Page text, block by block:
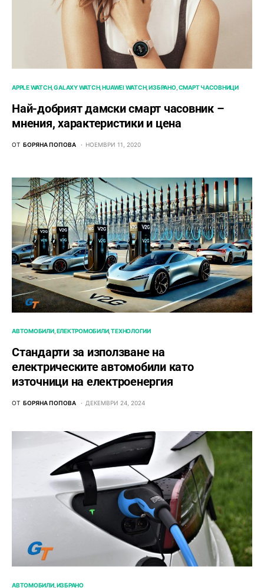
APPLE WATCH GALAXY WATCH HUAWEI WATCH ИЗБРАНО СМАРТ ЧАСОВНИЦИ
Най-добрият дамски смарт часовник –
мнения, характеристики и цена
ОТ БОРЯНА ПОПОВА НОЕМВРИ 11, 2020
АВТОМОБИЛИ ЕЛЕКТРОМОБИЛИ ТЕХНОЛОГИИ
Стандарти за използване на
електрическите автомобили като
източници на електроенергия
ОТ БОРЯНА ПОПОВА ДЕКЕМВРИ 24, 2024
АВТОМОБИЛИ ИЗБРАНО